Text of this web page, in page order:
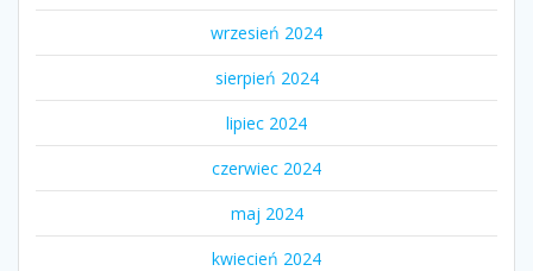
wrzesień 2024
sierpień 2024
lipiec 2024
czerwiec 2024
maj 2024
kwiecień 2024